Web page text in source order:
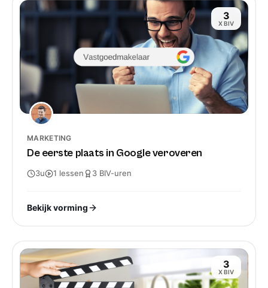
3
X BIV
MARKETING
De eerste plaats in Google veroveren
3u 1 lessen 3 BIV-uren
Bekijk vorming
3
X BIV